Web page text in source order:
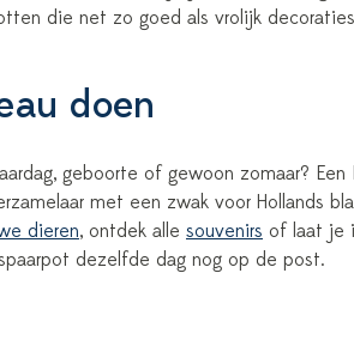
die net zo goed als vrolijk
doen
geboorte of gewoon zomaar?
met een zwak voor Hollands
dieren, ontdek alle souvenirs of laat je
dezelfde dag nog op de post.